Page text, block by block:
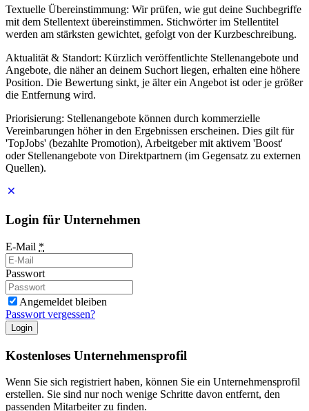
Textuelle Übereinstimmung: Wir prüfen, wie gut deine Suchbegriffe
mit dem Stellentext übereinstimmen. Stichwörter im Stellentitel
werden am stärksten gewichtet, gefolgt von der Kurzbeschreibung.
Aktualität & Standort: Kürzlich veröffentlichte Stellenangebote und
Angebote, die näher an deinem Suchort liegen, erhalten eine höhere
Position. Die Bewertung sinkt, je älter ein Angebot ist oder je größer
die Entfernung wird.
Priorisierung: Stellenangebote können durch kommerzielle
Vereinbarungen höher in den Ergebnissen erscheinen. Dies gilt für
'TopJobs' (bezahlte Promotion), Arbeitgeber mit aktivem 'Boost'
oder Stellenangebote von Direktpartnern (im Gegensatz zu externen
Quellen).
Login für Unternehmen
E-Mail *
Passwort
Angemeldet bleiben
Passwort vergessen?
Login
Kostenloses Unternehmensprofil
Wenn Sie sich registriert haben, können Sie ein Unternehmensprofil
erstellen. Sie sind nur noch wenige Schritte davon entfernt, den
passenden Mitarbeiter zu finden.